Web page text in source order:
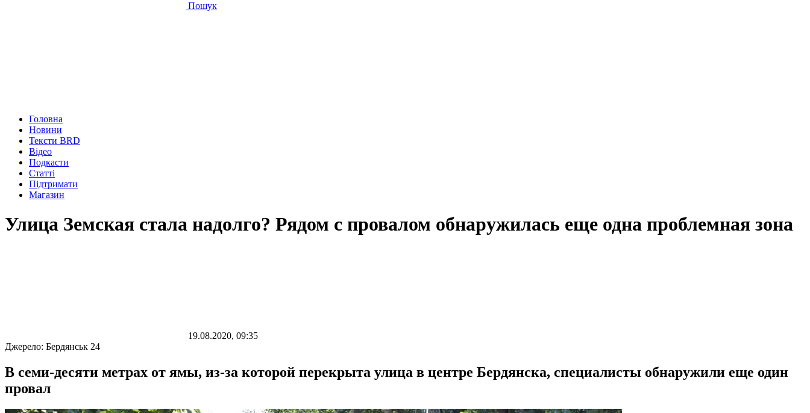
Пошук
Головна
Новини
Тексти BRD
Відео
Подкасти
Статті
Підтримати
Магазин
Улица Земская стала надолго? Рядом с провалом обнаружилась еще одна проблемная зона
19.08.2020, 09:35
Джерело: Бердянськ 24
В семи-десяти метрах от ямы, из-за которой перекрыта улица в центре Бердянска, специалисты обнаружили еще один
провал